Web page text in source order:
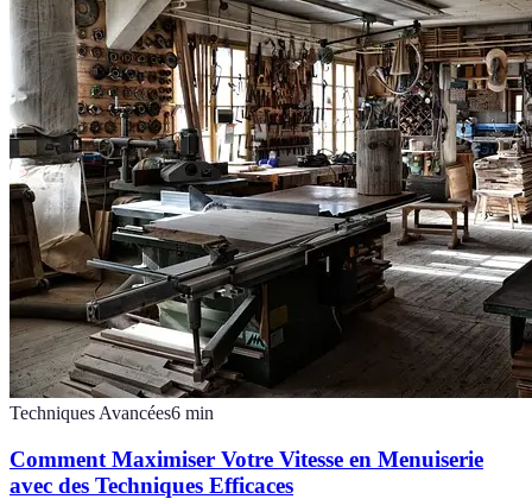
Techniques Avancées6 min
Comment Maximiser Votre Vitesse en Menuiserie
avec des Techniques Efficaces